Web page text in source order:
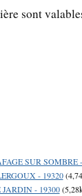
sont
SUR SOMBRE
- 19320
JARDIN - 19300